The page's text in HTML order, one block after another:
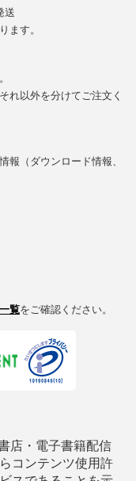
送
ます。
れ以外を分けてご注文く
報（ダウンロード情報、
覧をご確認ください。
店・電子書籍配信
コンテンツ使用許